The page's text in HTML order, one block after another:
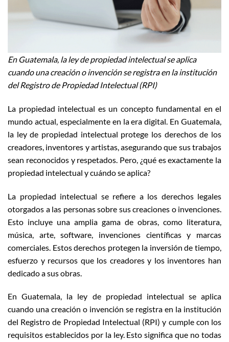
En Guatemala, la ley de propiedad intelectual se aplica
cuando una creación o invención se registra en la institución
del Registro de Propiedad Intelectual (RPI)
La propiedad intelectual es un concepto fundamental en el
mundo actual, especialmente en la era digital. En Guatemala,
la ley de propiedad intelectual protege los derechos de los
creadores, inventores y artistas, asegurando que sus trabajos
sean reconocidos y respetados. Pero, ¿qué es exactamente la
propiedad intelectual y cuándo se aplica?
La propiedad intelectual se refiere a los derechos legales
otorgados a las personas sobre sus creaciones o invenciones.
Esto incluye una amplia gama de obras, como literatura,
música, arte, software, invenciones científicas y marcas
comerciales. Estos derechos protegen la inversión de tiempo,
esfuerzo y recursos que los creadores y los inventores han
dedicado a sus obras.
En Guatemala, la ley de propiedad intelectual se aplica
cuando una creación o invención se registra en la institución
del Registro de Propiedad Intelectual (RPI) y cumple con los
requisitos establecidos por la ley. Esto significa que no todas